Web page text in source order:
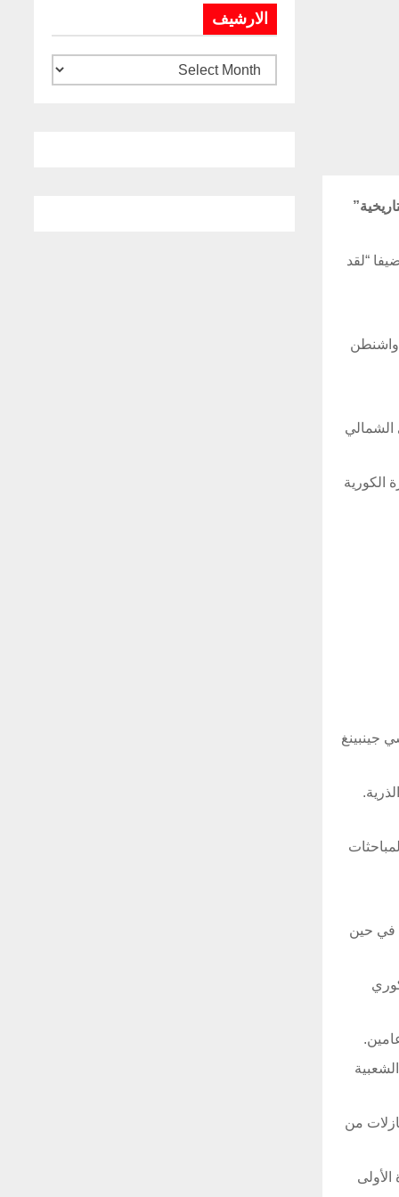
التاريخية”
مضيفا “لقد
واشنطن
الكورية
مرات الرئيس الصيني شي جينبينغ
في حين
العاملة الكورية الشمالية. ويعمل 10 آلاف كوري
من
الارشيف